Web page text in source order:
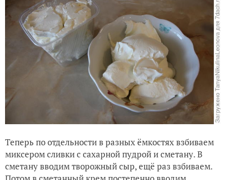
Теперь по отдельности в разных ёмкостях взбиваем
миксером сливки с сахарной пудрой и сметану. В
сметану вводим творожный сыр, ещё раз взбиваем.